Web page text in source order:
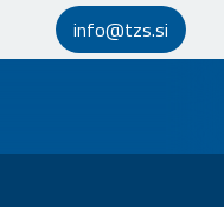
info@tzs.si